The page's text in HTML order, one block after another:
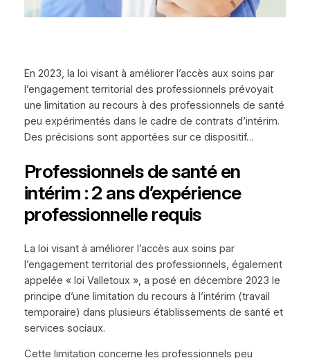
En 2023, la loi visant à améliorer l’accès aux soins par
l’engagement territorial des professionnels prévoyait
une limitation au recours à des professionnels de santé
peu expérimentés dans le cadre de contrats d’intérim.
Des précisions sont apportées sur ce dispositif…
Professionnels de santé en
intérim : 2 ans d’expérience
professionnelle requis
La loi visant à améliorer l’accès aux soins par
l’engagement territorial des professionnels, également
appelée « loi Valletoux », a posé en décembre 2023 le
principe d’une limitation du recours à l’intérim (travail
temporaire) dans plusieurs établissements de santé et
services sociaux.
Cette limitation concerne les professionnels peu